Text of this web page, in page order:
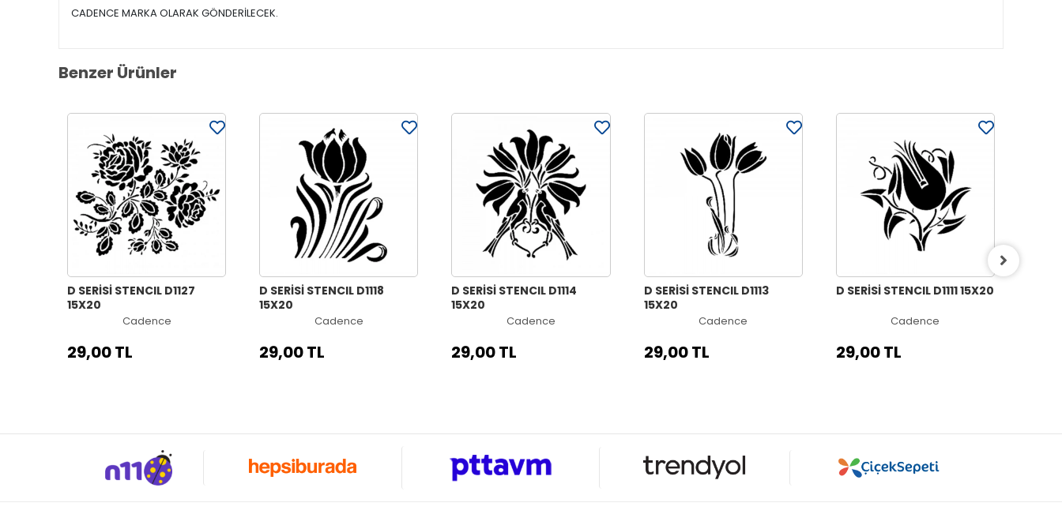
CADENCE MARKA OLARAK GÖNDERİLECEK.
Benzer Ürünler
D SERİSİ STENCIL D1127
15X20
Cadence
29,00 TL
D SERİSİ STENCIL D1118
15X20
Cadence
29,00 TL
D SERİSİ STENCIL D1114
15X20
Cadence
29,00 TL
D SERİSİ STENCIL D1113
15X20
Cadence
29,00 TL
D SERİSİ STENCIL D1111 15X20
Cadence
29,00 TL